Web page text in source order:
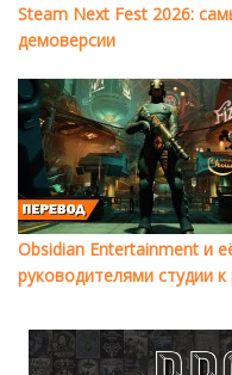
Steam Next Fest 2026:
демоверсии
Obsidian Entertainment и
руководителями студии